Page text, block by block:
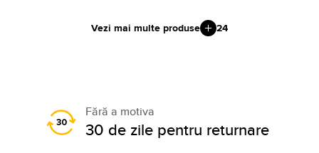
Vezi mai multe produse 24
Fără a motiva
30 de zile pentru returnare